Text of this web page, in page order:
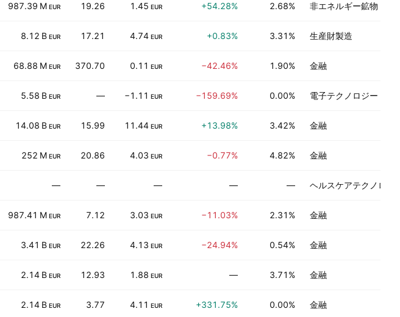
987.39 M EUR 19.26 1.45 EUR +54.28% 2.68% 非エネルギー鉱物
8.12 B EUR 17.21 4.74 EUR +0.83% 3.31% 生産財製造
68.88 M EUR 370.70 0.11 EUR −42.46% 1.90% 金融
5.58 B EUR — −1.11 EUR −159.69% 0.00% 電子テクノロジー
14.08 B EUR 15.99 11.44 EUR +13.98% 3.42% 金融
252 M EUR 20.86 4.03 EUR −0.77% 4.82% 金融
— — — — — ヘルスケアテクノロジ
987.41 M EUR 7.12 3.03 EUR −11.03% 2.31% 金融
3.41 B EUR 22.26 4.13 EUR −24.94% 0.54% 金融
2.14 B EUR 12.93 1.88 EUR — 3.71% 金融
2.14 B EUR 3.77 4.11 EUR +331.75% 0.00% 金融